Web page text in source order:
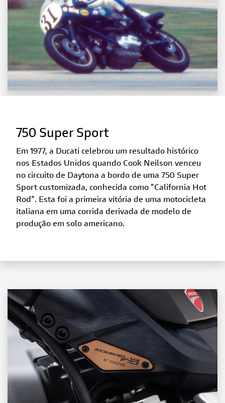
750 Super Sport
Em 1977, a Ducati celebrou um resultado histórico
nos Estados Unidos quando Cook Neilson venceu
no circuito de Daytona a bordo de uma 750 Super
Sport customizada, conhecida como "California Hot
Rod". Esta foi a primeira vitória de uma motocicleta
italiana em uma corrida derivada de modelo de
produção em solo americano.